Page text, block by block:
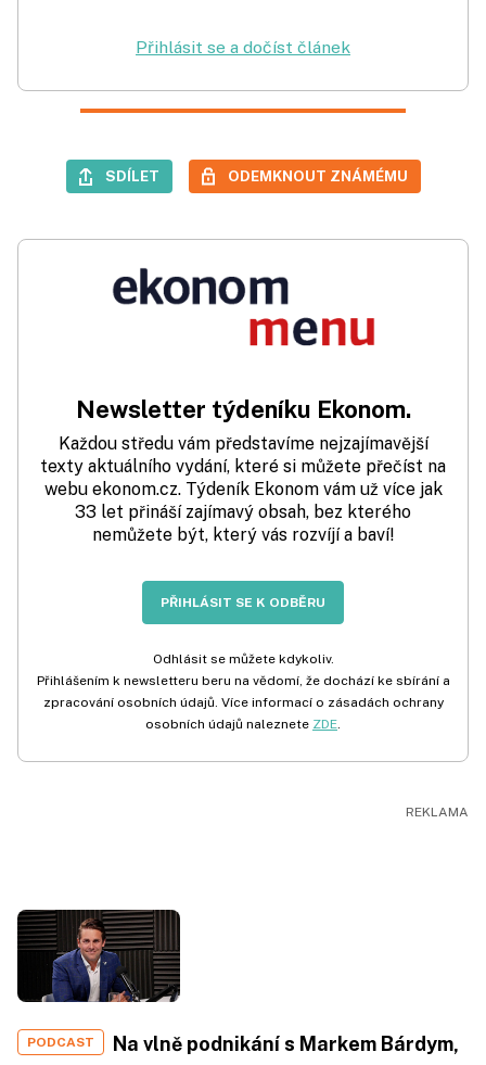
Přihlásit se a dočíst článek
SDÍLET ODEMKNOUT ZNÁMÉMU
Newsletter týdeníku Ekonom.
Každou středu vám představíme nejzajímavější
texty aktuálního vydání, které si můžete přečíst na
webu ekonom.cz. Týdeník Ekonom vám už více jak
33 let přináší zajímavý obsah, bez kterého
nemůžete být, který vás rozvíjí a baví!
PŘIHLÁSIT SE K ODBĚRU
Odhlásit se můžete kdykoliv.
Přihlášením k newsletteru beru na vědomí, že dochází ke sbírání a
zpracování osobních údajů. Více informací o zásadách ochrany
osobních údajů naleznete ZDE.
PODCAST
Na vlně podnikání s Markem Bárdym,